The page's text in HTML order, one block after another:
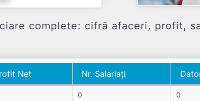
complete: cifră afaceri, profit,
Net Nr. Salariați
0 0